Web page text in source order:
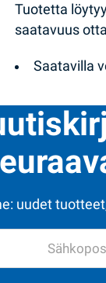
Tuotetta
saatavuus
Saatavilla
uudet